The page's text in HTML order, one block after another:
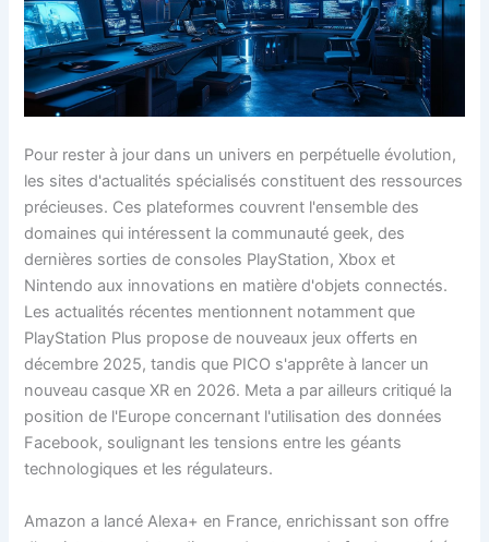
Pour rester à jour dans un univers en perpétuelle évolution,
les sites d'actualités spécialisés constituent des ressources
précieuses. Ces plateformes couvrent l'ensemble des
domaines qui intéressent la communauté geek, des
dernières sorties de consoles PlayStation, Xbox et
Nintendo aux innovations en matière d'objets connectés.
Les actualités récentes mentionnent notamment que
PlayStation Plus propose de nouveaux jeux offerts en
décembre 2025, tandis que PICO s'apprête à lancer un
nouveau casque XR en 2026. Meta a par ailleurs critiqué la
position de l'Europe concernant l'utilisation des données
Facebook, soulignant les tensions entre les géants
technologiques et les régulateurs.
Amazon a lancé Alexa+ en France, enrichissant son offre